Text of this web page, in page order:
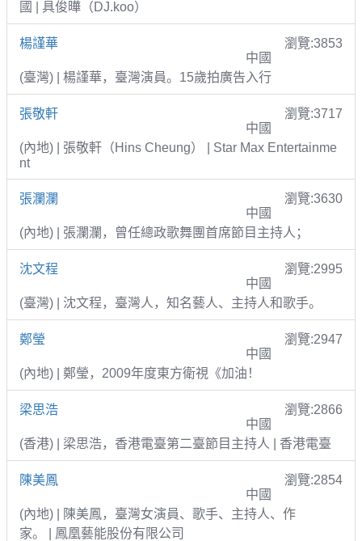
國 | 具俊曄（DJ.koo）
楊謹華
瀏覽:3853
中國
(臺灣) | 楊謹華，臺灣演員。15歲拍廣告入行
張敬軒
瀏覽:3717
中國
(內地) | 張敬軒（Hins Cheung） | Star Max Entertainme
nt
張瀾瀾
瀏覽:3630
中國
(內地) | 張瀾瀾，曾任總政歌舞團首席節目主持人；
沈文程
瀏覽:2995
中國
(臺灣) | 沈文程，臺灣人，知名藝人、主持人和歌手。
鄭瑩
瀏覽:2947
中國
(內地) | 鄭瑩，2009年度東方衛視《加油！
梁思浩
瀏覽:2866
中國
(香港) | 梁思浩，香港電臺第二臺節目主持人 | 香港電臺
陳美鳳
瀏覽:2854
中國
(內地) | 陳美鳳，臺灣女演員、歌手、主持人、作
家。 | 鳳凰藝能股份有限公司